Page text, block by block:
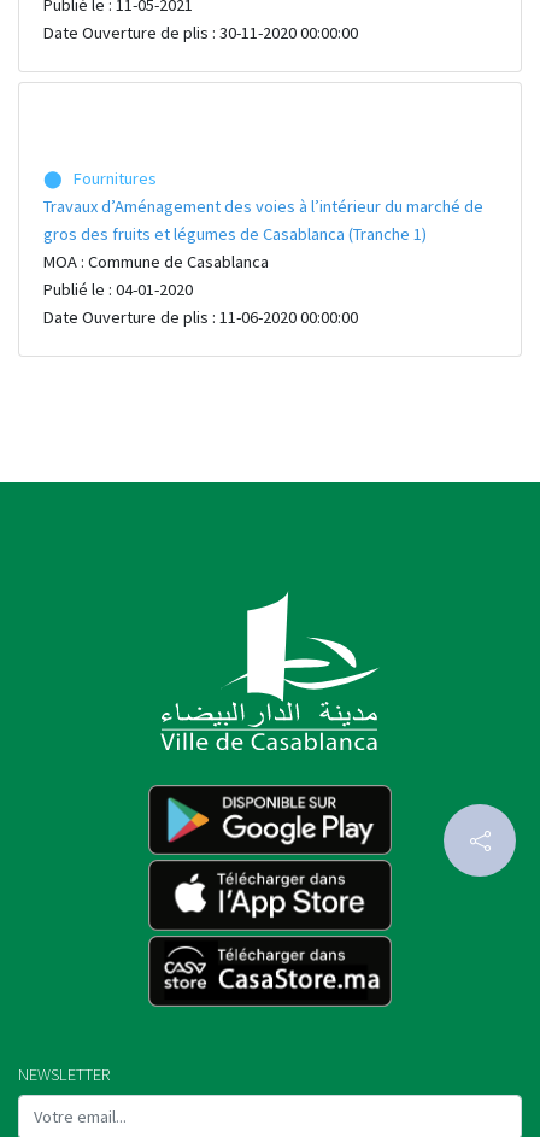
Publié le : 11-05-2021
Date Ouverture de plis : 30-11-2020 00:00:00
⬤ Fournitures
Travaux d’Aménagement des voies à l’intérieur du marché de
gros des fruits et légumes de Casablanca (Tranche 1)
MOA : Commune de Casablanca
Publié le : 04-01-2020
Date Ouverture de plis : 11-06-2020 00:00:00
NEWSLETTER